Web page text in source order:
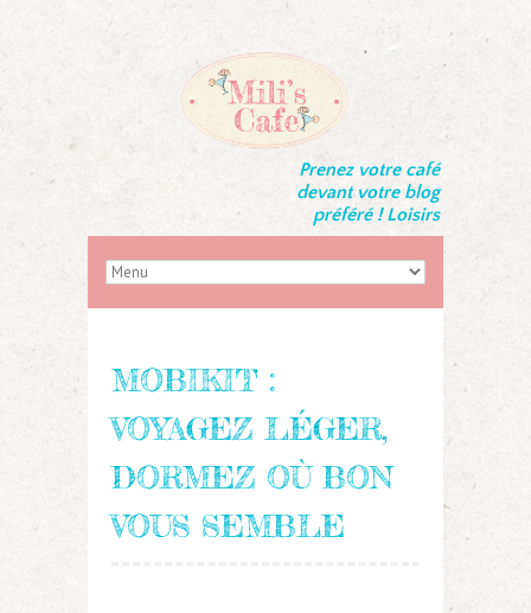
Prenez votre café
devant votre blog
préféré ! Loisirs
MOBIKIT :
VOYAGEZ LÉGER,
DORMEZ OÙ BON
VOUS SEMBLE